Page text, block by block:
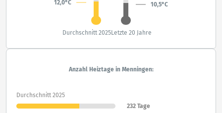
12,0°C 10,5°C
Durchschnitt 2025Letzte 20 Jahre
Anzahl Heiztage in Menningen:
Durchschnitt 2025
232 Tage